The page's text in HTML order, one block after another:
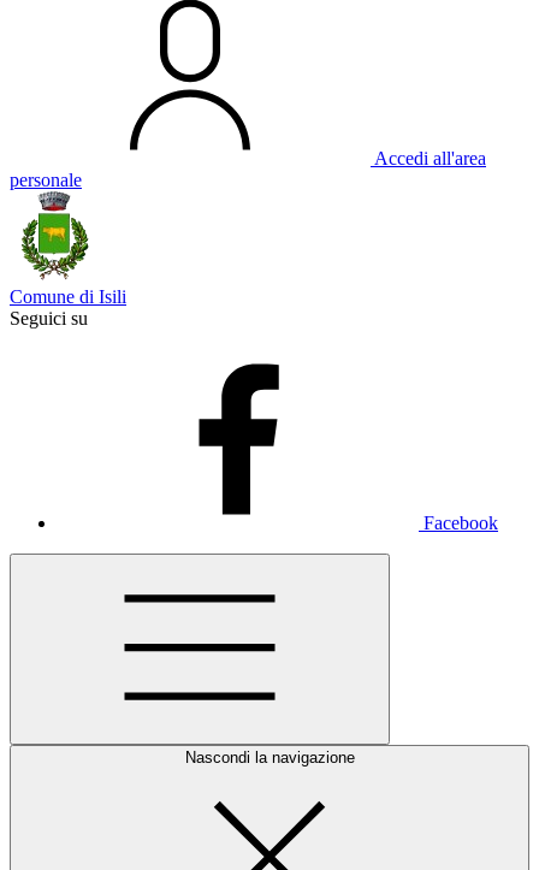
Accedi all'area
personale
Comune di Isili
Seguici su
Facebook
Nascondi la navigazione